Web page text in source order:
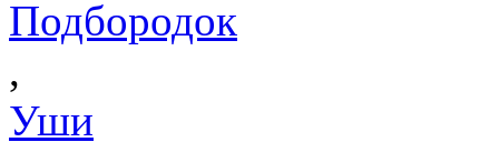
Подбородок
,
Уши